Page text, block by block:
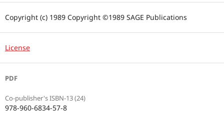
Copyright (c) 1989 Copyright ©1989 SAGE Publications
License
PDF
Co-publisher's ISBN-13 (24)
978-960-6834-57-8